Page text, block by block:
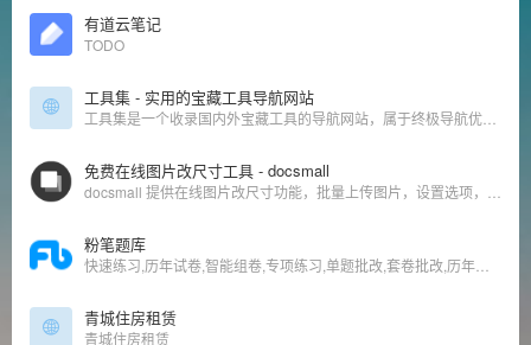
有道云笔记
TODO
工具集 - 实用的宝藏工具导航网站
免费在线图片改尺寸工具 - docsmall
粉笔题库
青城住房租赁
青城住房租赁